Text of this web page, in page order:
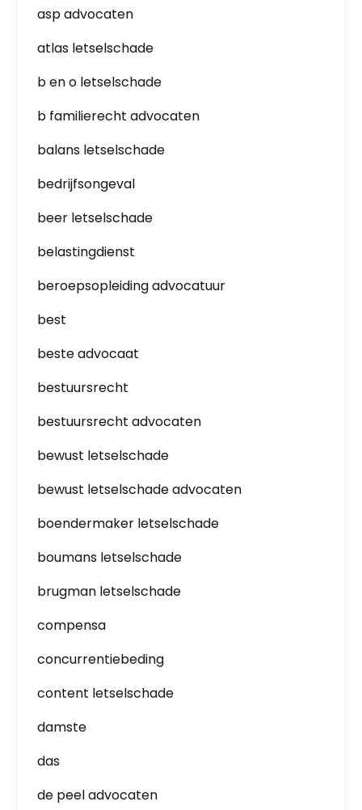
asp advocaten
atlas letselschade
b en o letselschade
b familierecht advocaten
balans letselschade
bedrijfsongeval
beer letselschade
belastingdienst
beroepsopleiding advocatuur
best
beste advocaat
bestuursrecht
bestuursrecht advocaten
bewust letselschade
bewust letselschade advocaten
boendermaker letselschade
boumans letselschade
brugman letselschade
compensa
concurrentiebeding
content letselschade
damste
das
de peel advocaten